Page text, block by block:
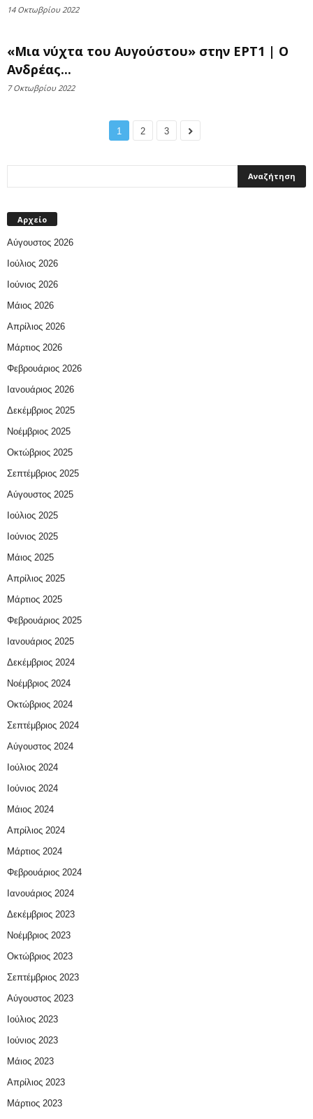
14 Οκτωβρίου 2022
«Μια νύχτα του Αυγούστου» στην ΕΡΤ1 | Ο
Ανδρέας...
7 Οκτωβρίου 2022
1 2 3
Αρχείο
Αύγουστος 2026
Ιούλιος 2026
Ιούνιος 2026
Μάιος 2026
Απρίλιος 2026
Μάρτιος 2026
Φεβρουάριος 2026
Ιανουάριος 2026
Δεκέμβριος 2025
Νοέμβριος 2025
Οκτώβριος 2025
Σεπτέμβριος 2025
Αύγουστος 2025
Ιούλιος 2025
Ιούνιος 2025
Μάιος 2025
Απρίλιος 2025
Μάρτιος 2025
Φεβρουάριος 2025
Ιανουάριος 2025
Δεκέμβριος 2024
Νοέμβριος 2024
Οκτώβριος 2024
Σεπτέμβριος 2024
Αύγουστος 2024
Ιούλιος 2024
Ιούνιος 2024
Μάιος 2024
Απρίλιος 2024
Μάρτιος 2024
Φεβρουάριος 2024
Ιανουάριος 2024
Δεκέμβριος 2023
Νοέμβριος 2023
Οκτώβριος 2023
Σεπτέμβριος 2023
Αύγουστος 2023
Ιούλιος 2023
Ιούνιος 2023
Μάιος 2023
Απρίλιος 2023
Μάρτιος 2023